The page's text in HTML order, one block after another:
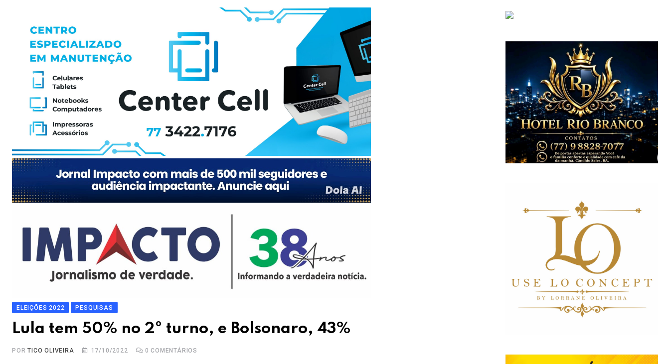
ELEIÇÕES 2022 PESQUISAS
Lula tem 50% no 2º turno, e Bolsonaro, 43%
PORTICO OLIVEIRA 17/10/2022 0 COMENTÁRIOS